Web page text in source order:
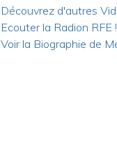
Découvrez d'autres
Ecouter la Radion RFE !
Voir la Biographie de